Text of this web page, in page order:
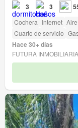
3 3
Cochera Internet
Cuarto de servicio
Hace 30+ días
FUTURA